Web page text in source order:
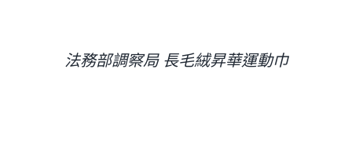
法務部調察局 長毛絨昇華運動巾